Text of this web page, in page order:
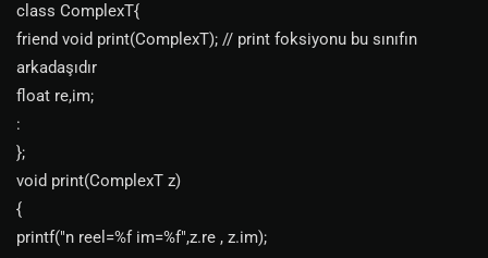
class ComplexT{
friend void print(ComplexT); // print foksiyonu bu sınıfın
arkadaşıdır
float re,im;
:
};
void print(ComplexT z)
{
printf("n reel=%f im=%f",z.re , z.im);